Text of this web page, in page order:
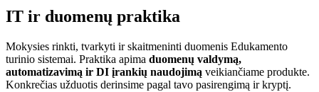
IT ir duomenų praktika
Mokysies rinkti, tvarkyti ir skaitmeninti duomenis Edukamento
turinio sistemai. Praktika apima duomenų valdymą,
automatizavimą ir DI įrankių naudojimą veikiančiame produkte.
Konkrečias užduotis derinsime pagal tavo pasirengimą ir kryptį.